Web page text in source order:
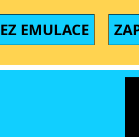
EMULACE